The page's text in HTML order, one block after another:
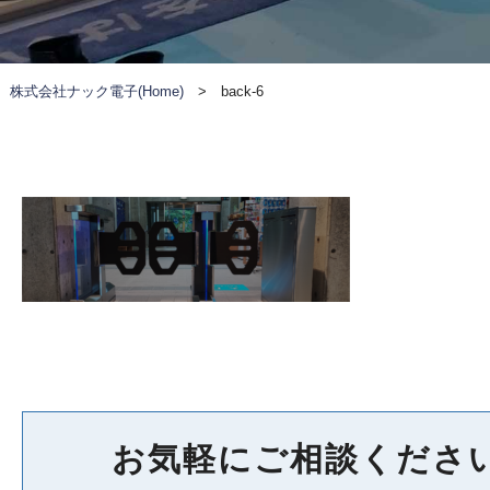
株式会社ナック電子(Home) > back-6
お気軽にご相談くださ